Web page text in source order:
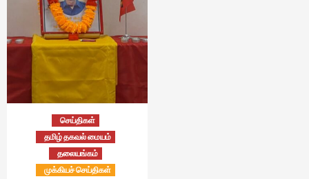
செய்திகள்
தமிழ் தகவல் மையம்
தலையங்கம்
முக்கியச் செய்திகள்